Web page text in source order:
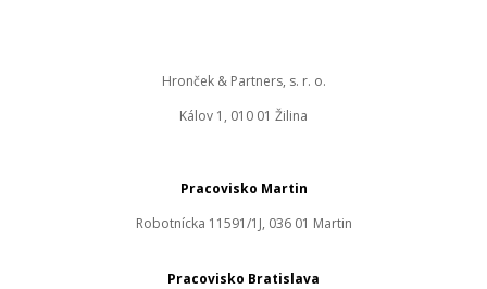
Pracovisko Martin
Robotnícka 11591/1J, 036 01 Martin
Hronček & Partners, s. r. o.
Kálov 1, 010 01 Žilina
Pracovisko Bratislava